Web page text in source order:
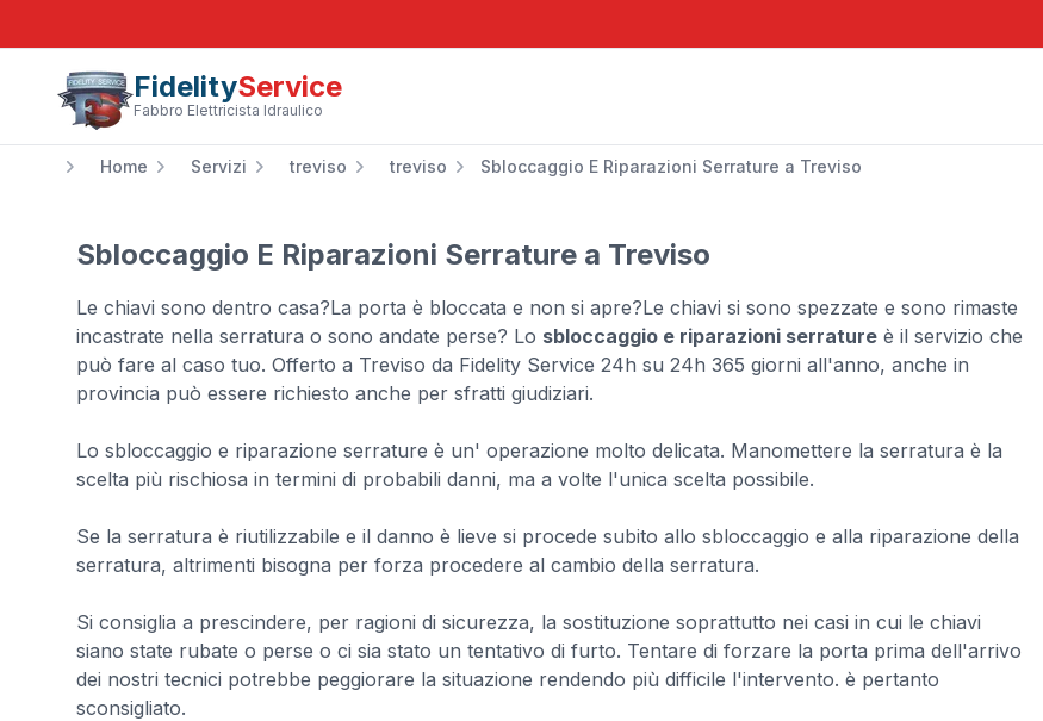
FidelityService
Fabbro Elettricista Idraulico
Home Servizi treviso treviso Sbloccaggio E Riparazioni Serrature a Treviso
Sbloccaggio E Riparazioni Serrature a Treviso
Le chiavi sono dentro casa?La porta è bloccata e non si apre?Le chiavi si sono spezzate e sono rimaste
incastrate nella serratura o sono andate perse? Lo sbloccaggio e riparazioni serrature è il servizio che
può fare al caso tuo. Offerto a Treviso da Fidelity Service 24h su 24h 365 giorni all'anno, anche in
provincia può essere richiesto anche per sfratti giudiziari.
Lo sbloccaggio e riparazione serrature è un' operazione molto delicata. Manomettere la serratura è la
scelta più rischiosa in termini di probabili danni, ma a volte l'unica scelta possibile.
Se la serratura è riutilizzabile e il danno è lieve si procede subito allo sbloccaggio e alla riparazione della
serratura, altrimenti bisogna per forza procedere al cambio della serratura.
Si consiglia a prescindere, per ragioni di sicurezza, la sostituzione soprattutto nei casi in cui le chiavi
siano state rubate o perse o ci sia stato un tentativo di furto. Tentare di forzare la porta prima dell'arrivo
dei nostri tecnici potrebbe peggiorare la situazione rendendo più difficile l'intervento. è pertanto
sconsigliato.